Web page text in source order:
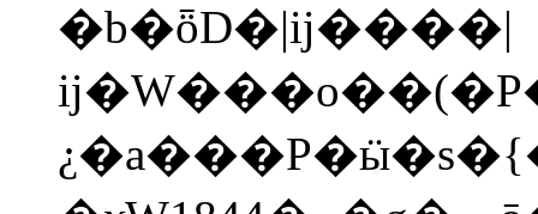
�b�ȫD�|ĳ����|